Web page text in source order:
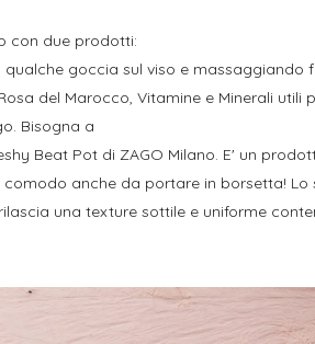
con due prodotti:
goccia sul viso e massaggiando
del Marocco, Vitamine e Minerali utili
Bisogna a
Beat Pot di ZAGO Milano. E' un
anche da portare in borsetta! Lo
una texture sottile e uniforme